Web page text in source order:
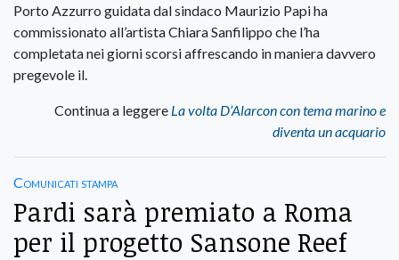
Porto Azzurro guidata dal sindaco Maurizio Papi ha
commissionato all’artista Chiara Sanfilippo che l’ha
completata nei giorni scorsi affrescando in maniera davvero
pregevole il.
Continua a leggere La volta D’Alarcon con tema marino e
diventa un acquario
Comunicati stampa
Pardi sarà premiato a Roma
per il progetto Sansone Reef